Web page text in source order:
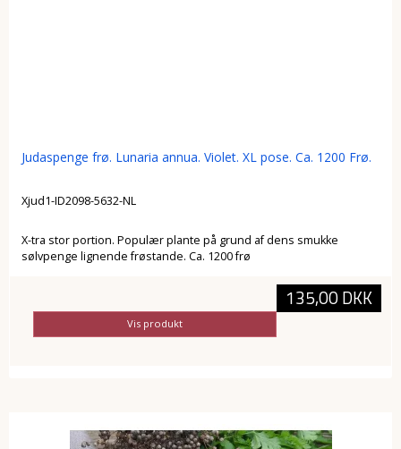
Judaspenge frø. Lunaria annua. Violet. XL pose. Ca. 1200 Frø.
Xjud1-ID2098-5632-NL
X-tra stor portion. Populær plante på grund af dens smukke
sølvpenge lignende frøstande. Ca. 1200 frø
135,00 DKK
Vis produkt